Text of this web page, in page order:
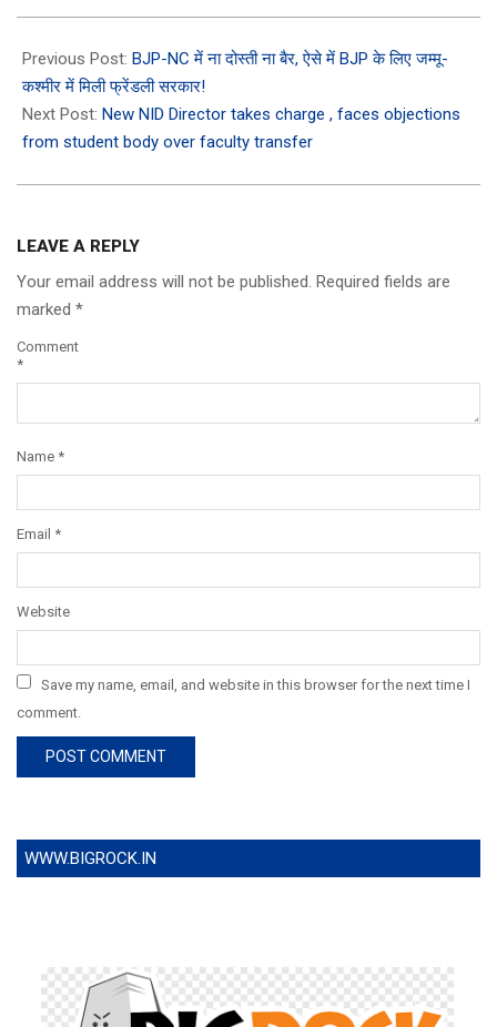
10-
08
Previous Post: BJP-NC में ना दोस्ती ना बैर, ऐसे में BJP के लिए जम्मू-
कश्मीर में मिली फ्रेंडली सरकार!
Next Post: New NID Director takes charge , faces objections
from student body over faculty transfer
LEAVE A REPLY
Your email address will not be published. Required fields are
marked *
Comment
*
Name *
Email *
Website
Save my name, email, and website in this browser for the next time I
comment.
WWW.BIGROCK.IN